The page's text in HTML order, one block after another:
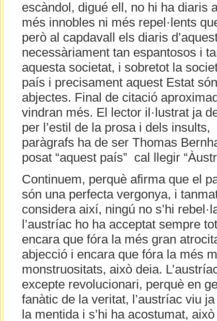
escàndol, digué ell, no hi ha diaris
més innobles ni més repel·lents
però al capdavall els diaris
necessàriament tan espantosos i
aquesta societat, i sobretot la
país i precisament aquest Estat
abjectes. Final de citació
vindran més. El lector il·lustrat ja
per l’estil de la prosa i dels insults,
paràgrafs ha de ser Thomas
posat “aquest país” cal llegir
Continuem, perquè afirma que el
són una perfecta vergonya, i
considera així, ningú no s’hi
l’austríac ho ha acceptat sempre
encara que fóra la més gran
abjecció i encara que fóra la més
monstruositats, això deia.
excepte revolucionari, perquè en
fanàtic de la veritat, l’austríac viu
la mentida i s’hi ha acostumat,